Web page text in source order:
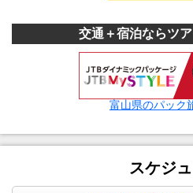
交通＋宿泊ならツ
富山県のパック
スケジ